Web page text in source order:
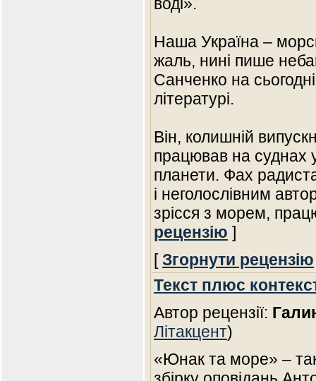
Наша Україна –
жаль, нині пише
Санченко на
літературі.
Він, колишній
працював на суднах
планети. Фах
і неголослівним
зрісся з морем,
рецензію ]
[Згорнути рецензію
Текст плюс
Автор рецензії:
Літакцент)
«Юнак та море» –